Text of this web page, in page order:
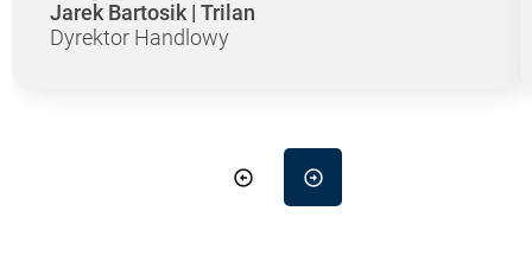
Jarek Bartosik | Trilan
Dyrektor Handlowy